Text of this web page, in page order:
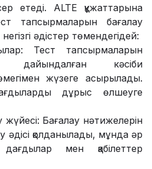
етеді. ALTE құжаттарына
тапсырмаларын бағалау
әдістер төмендегідей:
Тест тапсырмаларын
дайындалған кәсіби
жүзеге асырылады.
дұрыс өлшеуге
жүйесі: Бағалау нәтижелерін
әдісі қолданылады, мұнда әр
мен қабілеттер